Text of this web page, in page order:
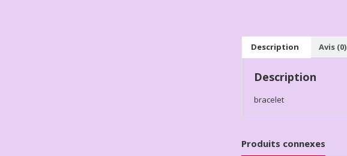
Description Avis (0)
Description
bracelet
Produits connexes